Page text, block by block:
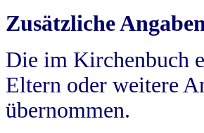
Zusätzliche
Die im Kirchenbuch
Eltern oder weitere
übernommen.